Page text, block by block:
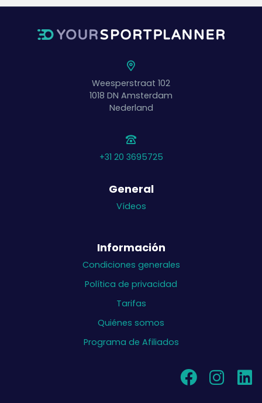
Weesperstraat 102
1018 DN Amsterdam
Nederland
+31 20 3695725
General
Vídeos
Información
Condiciones generales
Política de privacidad
Tarifas
Quiénes somos
Programa de Afiliados